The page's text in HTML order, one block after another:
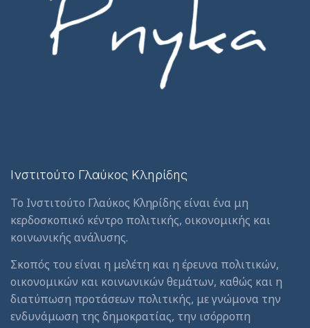
Ινστιτούτο Γλαύκος Κληρίδης
Το Ινστιτούτο Γλαύκος Κληρίδης είναι ένα μη
κερδοσκοπικό κέντρο πολιτικής, οικονομικής και
κοινωνικής ανάλυσης.
Σκοπός του είναι η μελέτη και η έρευνα πολιτικών,
οικονομικών και κοινωνικών θεμάτων, καθώς και η
διατύπωση προτάσεων πολιτικής, με γνώμονα την
ενδυνάμωση της δημοκρατίας, την ισόρροπη